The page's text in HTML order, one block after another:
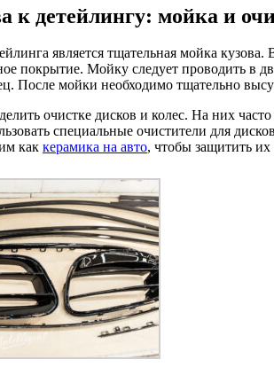
к детейлингу: мойка и
является тщательная мойка
покрытие. Мойку следует проводить в
После мойки необходимо тщательно
очистке дисков и колес. На них
специальные очистители для
как керамика на авто, чтобы защитить их